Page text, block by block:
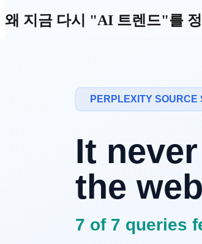
왜 지금 다시 "AI 트렌드"를
많은 팀이 "무엇이 화제인가"는 빠르게 따라
1. 성능보다 단가가 먼저 바뀌는가
정확도 1~2% 개선보다 요청 단가 30% 절감
트렌드를 볼 때는 벤치마크점수보다 요청당 원
2. 데모가 아니라 워크플로우가 바뀌